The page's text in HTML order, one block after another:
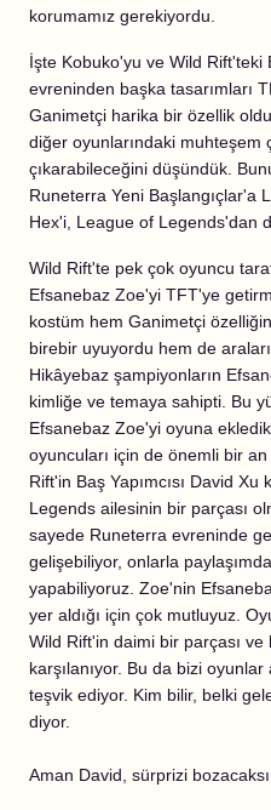
korumamız gerekiyordu.
İşte Kobuko'yu ve Wild
evreninden başka tasarımları
Ganimetçi harika bir özellik
diğer oyunlarındaki muhteşem
çıkarabileceğini düşündük.
Runeterra Yeni Başlangıçlar'a
Hex'i, League of Legends'dan
Wild Rift'te pek çok oyuncu
Efsanebaz Zoe'yi TFT'ye
kostüm hem Ganimetçi
birebir uyuyordu hem de
Hikâyebaz şampiyonların
kimliğe ve temaya sahipti. Bu
Efsanebaz Zoe'yi oyuna
oyuncuları için de önemli bir
Rift'in Baş Yapımcısı David
Legends ailesinin bir parçası
sayede Runeterra evreninde
gelişebiliyor, onlarla
yapabiliyoruz. Zoe'nin
yer aldığı için çok mutluyuz.
Wild Rift'in daimi bir parçası
karşılanıyor. Bu da bizi
teşvik ediyor. Kim bilir, belki
diyor.
Aman David, sürprizi